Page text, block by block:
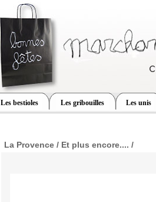
Les bestioles Les gribouilles Les unis
La Provence / Et plus encore.... /